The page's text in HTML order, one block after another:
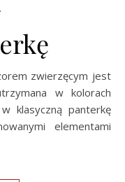
zwierzęcym jest
w kolorach
w klasyczną panterkę
elementami